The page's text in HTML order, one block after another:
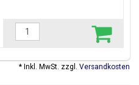
* Inkl. MwSt. zzgl. Versandkosten